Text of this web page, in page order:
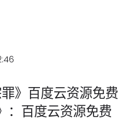
》百度云资源免费
：百度云资源免费